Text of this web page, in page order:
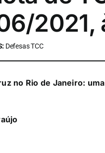
2021,
Defesas TCC
no Rio de Janeiro: